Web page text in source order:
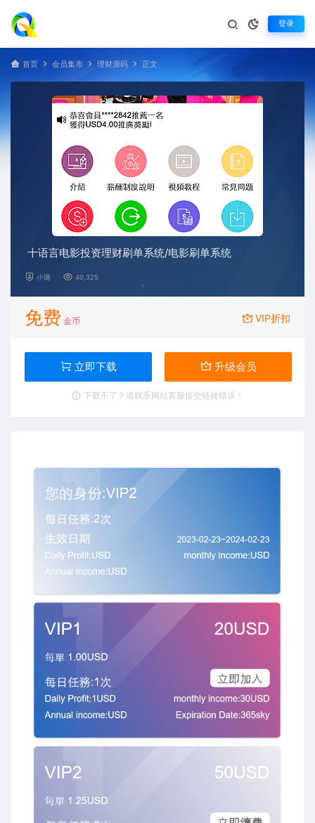
登录
首页 会员集市 理财源码 正文
十语言电影投资理财刷单系统/电影刷单系统
小璐 40,325
免费 金币 VIP折扣
立即下载 升级会员
下载不了？请联系网站客服提交链接错误！